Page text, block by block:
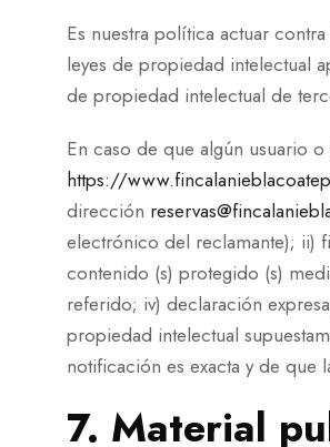
Es nuestra política actuar
leyes de propiedad intelectual
de propiedad intelectual de
En caso de que algún usuario
https://
dirección
electrónico del reclamante); ii)
contenido (s) protegido (s)
referido; iv) declaración
propiedad intelectual
notificación es exacta y de
7. Material